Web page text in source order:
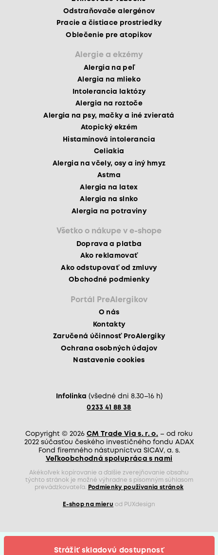
Strážiť skladovú dostupnosť
Odstraňovače alergénov
Pracie a čistiace prostriedky
Oblečenie pre atopikov
Alergie a ekzémy
Alergia na peľ
Alergia na mlieko
Intolerancia laktózy
Alergia na roztoče
Alergia na psy, mačky a iné zvieratá
Atopický ekzém
Histamínová intolerancia
Celiakia
Alergia na včely, osy a iný hmyz
Astma
Alergia na latex
Alergia na slnko
Alergia na potraviny
Všetko o nákupe v e-shope
Doprava a platba
Ako reklamovať
Ako odstupovať od zmluvy
Obchodné podmienky
Portál PreAlergikov
O nás
Kontakty
Zaručená účinnosť ProAlergiky
Ochrana osobných údajov
Nastavenie cookies
Infolinka (všedné dni 8.30–16 h)
0233 41 88 38
Copyright © 2026 CM Trade Via s. r. o. – od roku
2022 súčasťou českého investičného fondu ADAX
Fond firemného nástupníctva SICAV, a. s.
Veľkoobchodná spolupráca s nami
Akékoľvek kopírovanie a ďalšie zverejňovanie obsahu
týchto stránok je možné výhradne s písomným súhlasom
prevádzkovateľa.
Podmienky používania stránok
E-shop na mieru od PUXdesign